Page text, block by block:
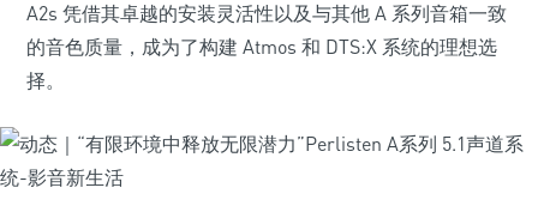
A2s 凭借其卓越的安装灵活性以及与其他 A 系列音箱一致
的音色质量，成为了构建 Atmos 和 DTS:X 系统的理想选
择。